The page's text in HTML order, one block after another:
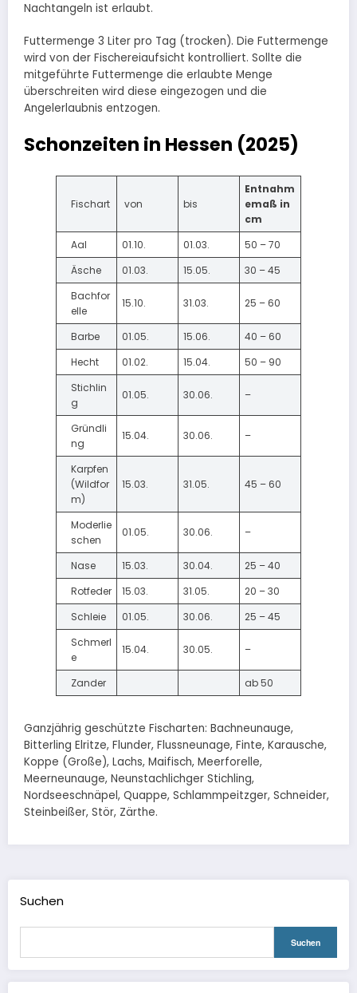
Nachtangeln ist erlaubt.
Futtermenge 3 Liter pro Tag (trocken). Die Futtermenge
wird von der Fischereiaufsicht kontrolliert. Sollte die
mitgeführte Futtermenge die erlaubte Menge
überschreiten wird diese eingezogen und die
Angelerlaubnis entzogen.
Schonzeiten in Hessen (2025)
Fischart von bis
Entnahm
emaß in
cm
Aal
01.10. 01.03.
50 – 70
Äsche
01.03. 15.05.
30 – 45
Bachfor
elle
15.10. 31.03. 25 – 60
Barbe 01.05. 15.06.
40 – 60
Hecht
01.02. 15.04.
50 – 90
Stichlin
g
01.05. 30.06. –
Gründli
ng
15.04. 30.06. –
Karpfen
(Wildfor
m)
15.03. 31.05. 45 – 60
Moderlie
schen
01.05. 30.06. –
Nase 15.03. 30.04.
25 – 40
Rotfeder
15.03. 31.05.
20 – 30
Schleie
01.05. 30.06.
25 – 45
Schmerl
e
15.04. 30.05. –
Zander ab 50
Ganzjährig geschützte Fischarten: Bachneunauge,
Bitterling Elritze, Flunder, Flussneunage, Finte, Karausche,
Koppe (Große), Lachs, Maifisch, Meerforelle,
Meerneunauge, Neunstachlichger Stichling,
Nordseeschnäpel, Quappe, Schlammpeitzger, Schneider,
Steinbeißer, Stör, Zärthe.
Suchen
Suchen